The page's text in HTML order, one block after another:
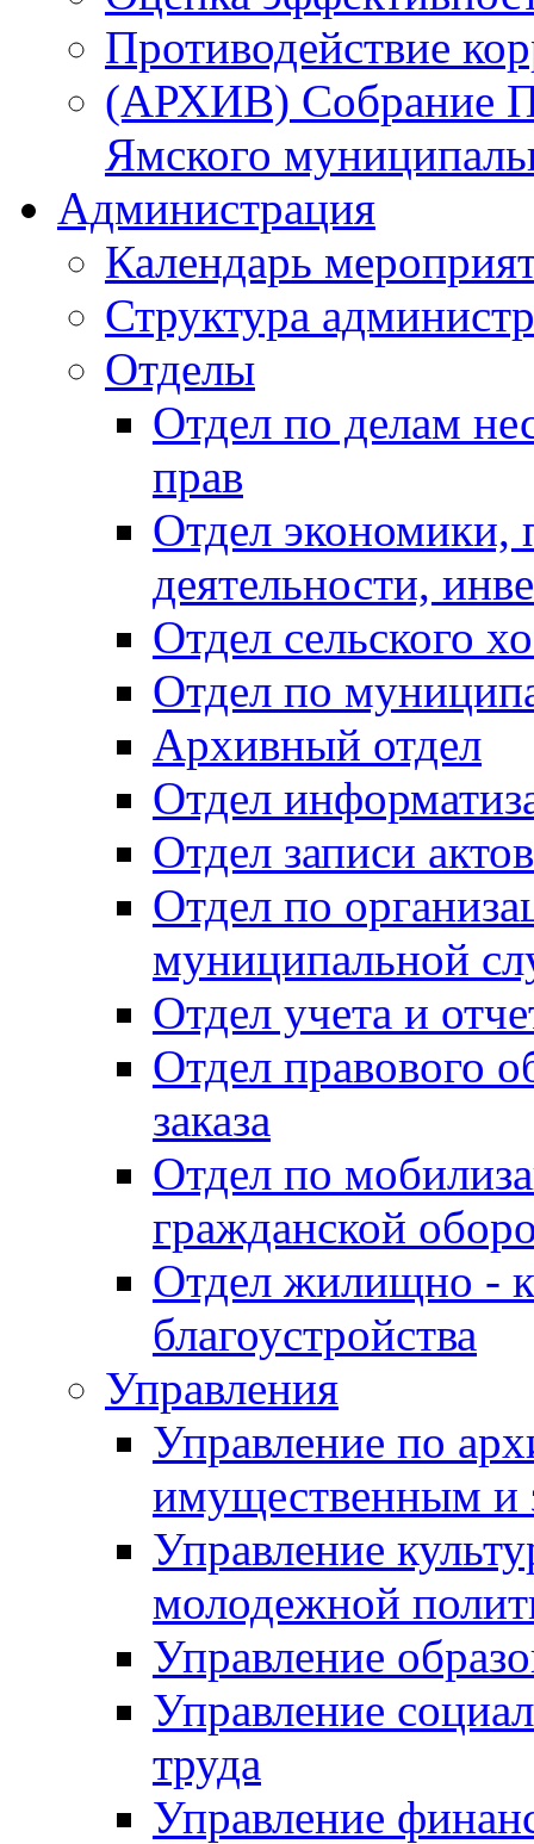
Противодействие
(АРХИВ) Собрание
Ямского
Администрация
Календарь
Структура
Отделы
Отдел по делам
прав
Отдел экономики,
деятельности,
Отдел сельского
Отдел по
Архивный отдел
Отдел
Отдел записи
Отдел по
муниципальной
Отдел учета и
Отдел правового
заказа
Отдел по
гражданской
Отдел жилищно -
благоустройства
Управления
Управление по
имущественным и
Управление
молодежной
Управление
Управление
труда
Управление